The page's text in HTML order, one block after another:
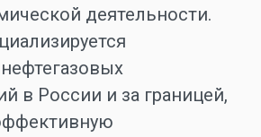
деятельности.
в России и за границей,